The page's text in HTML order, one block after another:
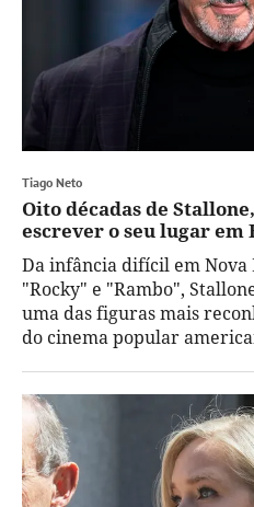
Tiago Neto
Oito décadas de
escrever o seu lugar em
Da infância difícil em Nova
"Rocky" e "Rambo",
uma das figuras mais
do cinema popular